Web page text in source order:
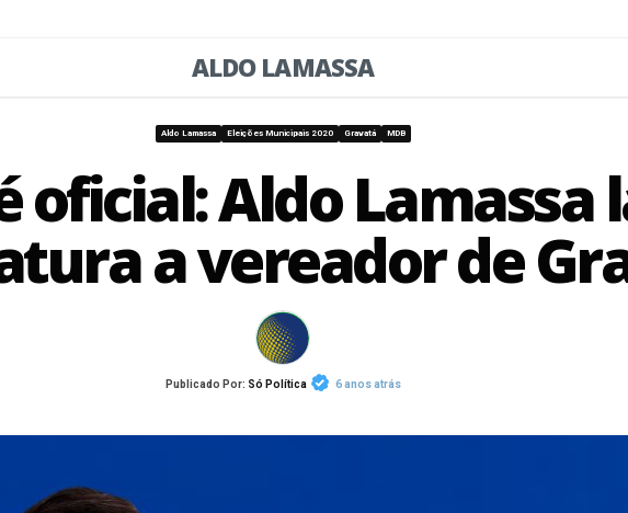
ALDO LAMASSA
Aldo Lamassa Eleições Municipais 2020 Gravatá MDB
oficial: Aldo Lamassa
a vereador de
Publicado Por: Só Política 6 anos atrás